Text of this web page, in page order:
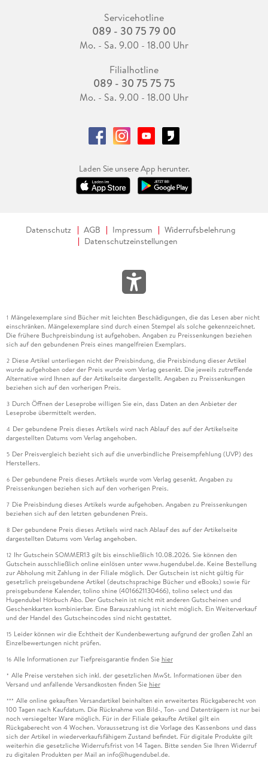
Servicehotline
089 - 30 75 79 00
Mo. - Sa. 9.00 - 18.00 Uhr
Filialhotline
089 - 30 75 75 75
Mo. - Sa. 9.00 - 18.00 Uhr
Laden Sie unsere App herunter.
Datenschutz AGB Impressum
Widerrufsbelehrung
Datenschutzeinstellungen
1 Mängelexemplare sind Bücher mit leichten Beschädigungen, die das Lesen aber nicht
einschränken. Mängelexemplare sind durch einen Stempel als solche gekennzeichnet.
Die frühere Buchpreisbindung ist aufgehoben. Angaben zu Preissenkungen beziehen
sich auf den gebundenen Preis eines mangelfreien Exemplars.
2 Diese Artikel unterliegen nicht der Preisbindung, die Preisbindung dieser Artikel
wurde aufgehoben oder der Preis wurde vom Verlag gesenkt. Die jeweils zutreffende
Alternative wird Ihnen auf der Artikelseite dargestellt. Angaben zu Preissenkungen
beziehen sich auf den vorherigen Preis.
3 Durch Öffnen der Leseprobe willigen Sie ein, dass Daten an den Anbieter der
Leseprobe übermittelt werden.
4 Der gebundene Preis dieses Artikels wird nach Ablauf des auf der Artikelseite
dargestellten Datums vom Verlag angehoben.
5 Der Preisvergleich bezieht sich auf die unverbindliche Preisempfehlung (UVP) des
Herstellers.
6 Der gebundene Preis dieses Artikels wurde vom Verlag gesenkt. Angaben zu
Preissenkungen beziehen sich auf den vorherigen Preis.
7 Die Preisbindung dieses Artikels wurde aufgehoben. Angaben zu Preissenkungen
beziehen sich auf den letzten gebundenen Preis.
8 Der gebundene Preis dieses Artikels wird nach Ablauf des auf der Artikelseite
dargestellten Datums vom Verlag angehoben.
12 Ihr Gutschein SOMMER13 gilt bis einschließlich 10.08.2026. Sie können den
Gutschein ausschließlich online einlösen unter www.hugendubel.de. Keine Bestellung
zur Abholung mit Zahlung in der Filiale möglich. Der Gutschein ist nicht gültig für
gesetzlich preisgebundene Artikel (deutschsprachige Bücher und eBooks) sowie für
preisgebundene Kalender, tolino shine (4016621130466), tolino select und das
Hugendubel Hörbuch Abo. Der Gutschein ist nicht mit anderen Gutscheinen und
Geschenkkarten kombinierbar. Eine Barauszahlung ist nicht möglich. Ein Weiterverkauf
und der Handel des Gutscheincodes sind nicht gestattet.
15 Leider können wir die Echtheit der Kundenbewertung aufgrund der großen Zahl an
Einzelbewertungen nicht prüfen.
16 Alle Informationen zur Tiefpreisgarantie finden Sie hier
* Alle Preise verstehen sich inkl. der gesetzlichen MwSt. Informationen über den
Versand und anfallende Versandkosten finden Sie hier
*** Alle online gekauften Versandartikel beinhalten ein erweitertes Rückgaberecht von
100 Tagen nach Kaufdatum. Die Rücknahme von Bild-, Ton- und Datenträgern ist nur bei
noch versiegelter Ware möglich. Für in der Filiale gekaufte Artikel gilt ein
Rückgaberecht von 4 Wochen. Voraussetzung ist die Vorlage des Kassenbons und dass
sich der Artikel in wiederverkaufsfähigem Zustand befindet. Für digitale Produkte gilt
weiterhin die gesetzliche Widerrufsfrist von 14 Tagen. Bitte senden Sie Ihren Widerruf
zu digitalen Produkten per Mail an info@hugendubel.de.